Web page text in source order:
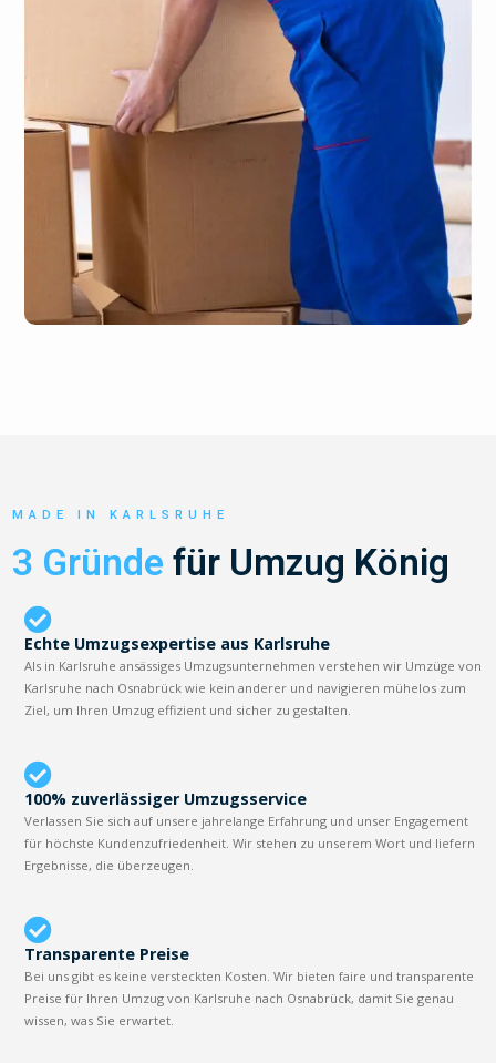
MADE IN KARLSRUHE
3 Gründe für Umzug König
Echte Umzugsexpertise aus Karlsruhe
Als in Karlsruhe ansässiges Umzugsunternehmen verstehen wir Umzüge von
Karlsruhe nach Osnabrück wie kein anderer und navigieren mühelos zum
Ziel, um Ihren Umzug effizient und sicher zu gestalten.
100% zuverlässiger Umzugsservice
Verlassen Sie sich auf unsere jahrelange Erfahrung und unser Engagement
für höchste Kundenzufriedenheit. Wir stehen zu unserem Wort und liefern
Ergebnisse, die überzeugen.
Transparente Preise
Bei uns gibt es keine versteckten Kosten. Wir bieten faire und transparente
Preise für Ihren Umzug von Karlsruhe nach Osnabrück, damit Sie genau
wissen, was Sie erwartet.